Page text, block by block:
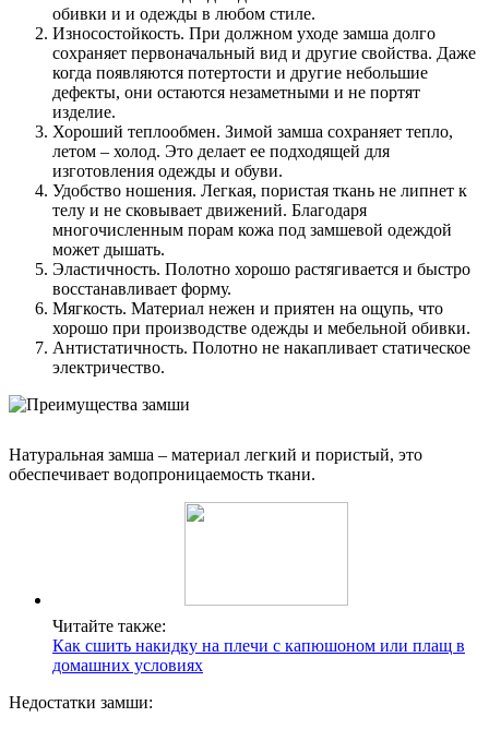
обивки и и одежды в любом стиле.
Износостойкость. При должном уходе замша долго
сохраняет первоначальный вид и другие свойства. Даже
когда появляются потертости и другие небольшие
дефекты, они остаются незаметными и не портят
изделие.
Хороший теплообмен. Зимой замша сохраняет тепло,
летом – холод. Это делает ее подходящей для
изготовления одежды и обуви.
Удобство ношения. Легкая, пористая ткань не липнет к
телу и не сковывает движений. Благодаря
многочисленным порам кожа под замшевой одеждой
может дышать.
Эластичность. Полотно хорошо растягивается и быстро
восстанавливает форму.
Мягкость. Материал нежен и приятен на ощупь, что
хорошо при производстве одежды и мебельной обивки.
Антистатичность. Полотно не накапливает статическое
электричество.
Натуральная замша – материал легкий и пористый, это
обеспечивает водопроницаемость ткани.
Читайте также:
Как сшить накидку на плечи с капюшоном или плащ в
домашних условиях
Недостатки замши: